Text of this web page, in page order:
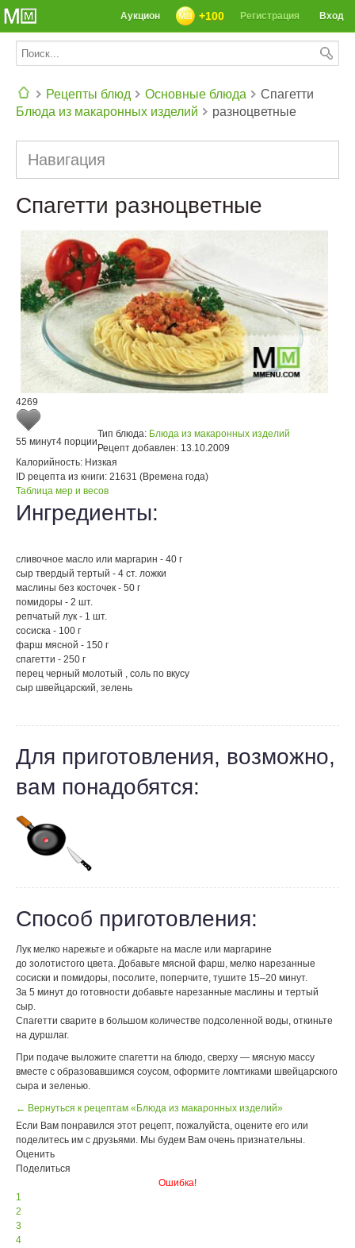
Вход
Регистрация
+100
Аукцион
Рецепты блюд
Основные блюда
Блюда из макаронных изделий
Спагетти
разноцветные
Навигация
Спагетти разноцветные
4269
55 минут4 порции
Тип блюда: Блюда из макаронных изделий
Рецепт добавлен: 13.10.2009
Калорийность: Низкая
ID рецепта из книги: 21631 (Времена года)
Таблица мер и весов
Ингредиенты:
сливочное масло или маргарин - 40 г
сыр твердый тертый - 4 ст. ложки
маслины без косточек - 50 г
помидоры - 2 шт.
репчатый лук - 1 шт.
сосиска - 100 г
фарш мясной - 150 г
спагетти - 250 г
перец черный молотый , соль по вкусу
сыр швейцарский, зелень
Для приготовления, возможно,
вам понадобятся:
Способ приготовления:
Лук мелко нарежьте и обжарьте на масле или маргарине
до золотистого цвета. Добавьте мясной фарш, мелко нарезанные
сосиски и помидоры, посолите, поперчите, тушите 15–20 минут.
За 5 минут до готовности добавьте нарезанные маслины и тертый
сыр.
Спагетти сварите в большом количестве подсоленной воды, откиньте
на дуршлаг.
При подаче выложите спагетти на блюдо, сверху — мясную массу
вместе с образовавшимся соусом, оформите ломтиками швейцарского
сыра и зеленью.
← Вернуться к рецептам «Блюда из макаронных изделий»
Если Вам понравился этот рецепт, пожалуйста, оцените его или
поделитесь им с друзьями. Мы будем Вам очень признательны.
Оценить
Поделиться
Ошибка!
1
2
3
4